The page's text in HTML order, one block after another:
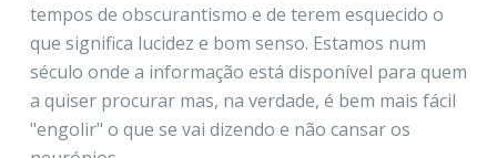
tempos de obscurantismo e de terem esquecido o
que significa lucidez e bom senso. Estamos num
século onde a informação está disponível para quem
a quiser procurar mas, na verdade, é bem mais fácil
"engolir" o que se vai dizendo e não cansar os